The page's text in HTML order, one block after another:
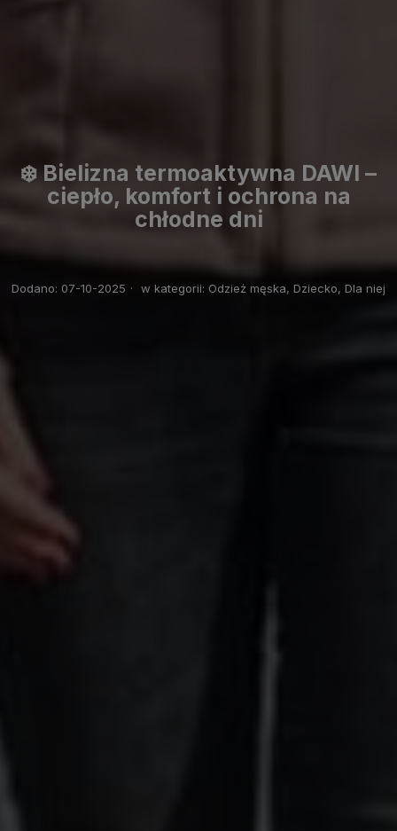
❄️ Bielizna termoaktywna DAWI –
ciepło, komfort i ochrona na
chłodne dni
Dodano: 07-10-2025 · w kategorii: Odzież męska, Dziecko, Dla niej